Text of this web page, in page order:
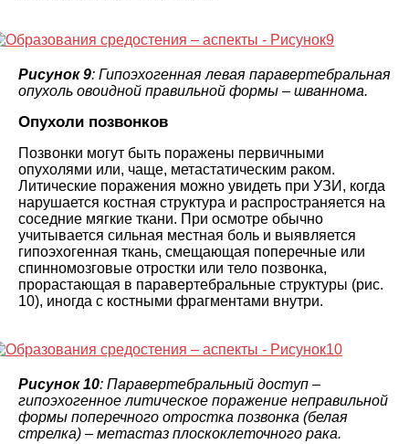
Рисунок 9: Гипоэхогенная левая паравертебральная
опухоль овоидной правильной формы – шваннома.
Опухоли позвонков
Позвонки могут быть поражены первичными
опухолями или, чаще, метастатическим раком.
Литические поражения можно увидеть при УЗИ, когда
нарушается костная структура и распространяется на
соседние мягкие ткани. При осмотре обычно
учитывается сильная местная боль и выявляется
гипоэхогенная ткань, смещающая поперечные или
спинномозговые отростки или тело позвонка,
прорастающая в паравертебральные структуры (рис.
10), иногда с костными фрагментами внутри.
Рисунок 10: Паравертебральный доступ –
гипоэхогенное литическое поражение неправильной
формы поперечного отростка позвонка (белая
стрелка) – метастаз плоскоклеточного рака.